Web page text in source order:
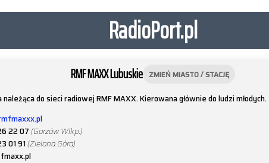
RadioPort.pl
RMF MAXX Lubuskie ZMIEŃ MIASTO / STACJĘ
do sieci radiowej RMF MAXX. Kierowana głównie do ludzi młodych.
22 07(Gorzów Wlkp.)
01 91(Zielona Góra)